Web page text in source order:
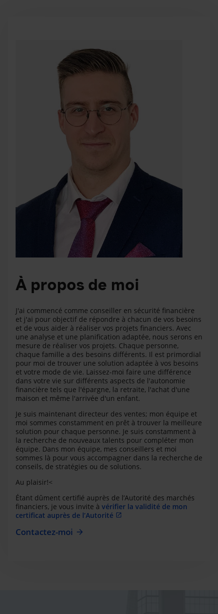
À propos de moi
J'ai commencé comme conseiller en sécurité financière
et j'ai pour objectif de répondre à chacun de vos besoins
et de vous aider à réaliser vos projets financiers. Avec
une analyse et une planification adaptée, nous serons en
mesure de réaliser vos projets. Chaque personne,
chaque famille a des besoins différents. Il est primordial
pour moi de trouver une solution adaptée à vos besoins
et votre mode de vie. Laissez-moi faire une différence
dans votre vie sur différents aspects de l'autonomie
financière tels que l'épargne, la retraite, l'achat d'une
maison et même l'arrivée d'un enfant.
Je suis maintenant directeur des ventes; mon équipe et
moi sommes constamment en prêt à trouver la meilleure
solution pour chaque personne. Je suis constamment à
la recherche de nouveaux talents pour compléter mon
équipe. Dans mon équipe, mes conseillers et moi
sommes là pour vous accompagner dans la recherche de
conseils, de stratégies ou de solutions.
Au plaisir!<
Étant dûment certifié auprès de l’Autorité des marchés
financiers, je vous invite à vérifier la validité de mon
certificat auprès de l’Autorité
Contactez-moi